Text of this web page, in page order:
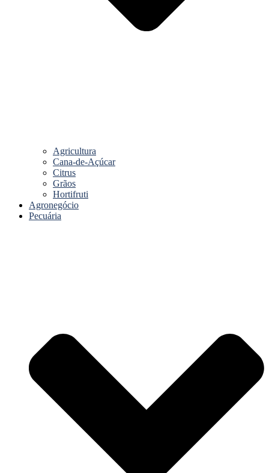
Agricultura
Cana-de-Açúcar
Citrus
Grãos
Hortifruti
Agronegócio
Pecuária